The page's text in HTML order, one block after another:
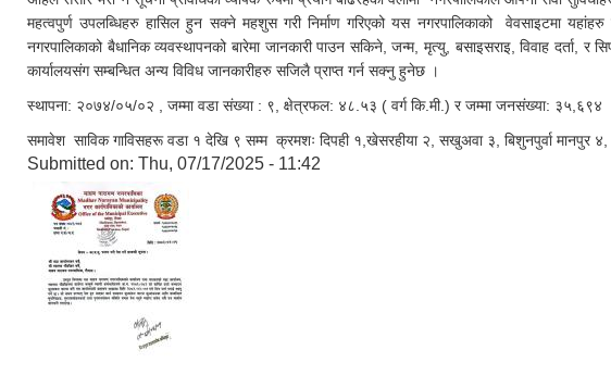
महत्वपुर्ण उपलब्धिहरु हासिल हुन सक्ने महशुस गरी निर्माण गरिएको यस नगरपालिकाको वेवसाइटमा यहांहरु
नगरपालिकाको बैधानिक व्यवस्थापनको बारेमा जानकारी पाउन सकिने, जन्म, मृत्यु, बसाइसराइ, विवाह दर्ता,
कार्यालयसंग सम्बन्धित अन्य विविध जानकारीहरु सजिलै प्राप्त गर्न सक्नु हुनेछ ।
स्थापना: २०७४/०५/०२ , जम्मा वडा संख्या : ९, क्षेत्रफल: ४८.५३ ( वर्ग कि.मी.) र जम्मा जनसंख्या: ३५,६९४
समावेश साविक गाविसहरू वडा १ देखि ९ सम्म क्रमशः दिपही १,खेसरहीया २, सखुअवा ३, बिशुनपुर्वा मानपुर ४,
Submitted on: Thu, 07/17/2025 - 11:42